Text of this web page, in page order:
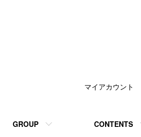
GROUP CONTENTS
マイアカウント